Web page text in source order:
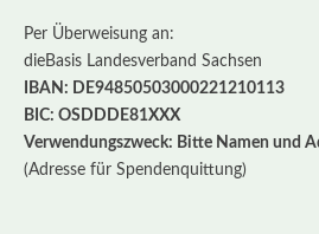
Per Überweisung an:
dieBasis Landesverband Sachsen
IBAN: DE94850503000221210113
BIC: OSDDDE81XXX
Verwendungszweck: Bitte Namen und
(Adresse für Spendenquittung)